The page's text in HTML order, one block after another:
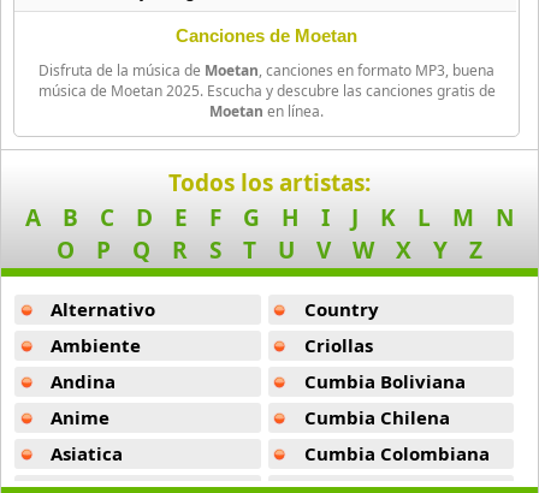
39 músicas online
Angel Heart
Angel Sanctuary
19 músicas online
Angelic Layer
Ano Natsu De Matteru
52 músicas online
Another
5 músicas online
Canciones de Moetan
Disfruta de la música de Moetan, canciones en formato MP3, buena
música de Moetan 2025. Escucha y descubre las canciones gratis de
Moetan en línea.
Todos los artistas:
A
B C D E F G H I J K L M
N
O
P Q R S T U V W X Y Z
Alternativo
Ambiente
Andina
Anime
Asiatica
Country
Criollas
Cumbia Boliviana
Cumbia Chilena
Cumbia Colombiana